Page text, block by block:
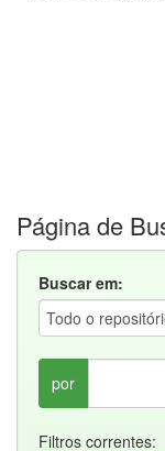
Página de
Buscar em:
por
Filtros correntes: